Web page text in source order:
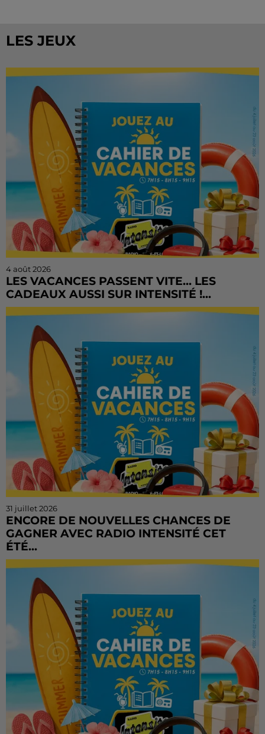
LES JEUX
4 août 2026
LES VACANCES PASSENT VITE... LES
CADEAUX AUSSI SUR INTENSITÉ !...
L'été file à toute vitesse, mais il est encore temps de
sur Radio Intensité avec des centaines de...
31 juillet 2026
ENCORE DE NOUVELLES CHANCES DE
GAGNER AVEC RADIO INTENSITÉ CET
ÉTÉ...
Vous n'avez pas encore tenté votre chance ? Ou vous
Vacances continue sur Radio Intensité ! Chaque
matin, de...